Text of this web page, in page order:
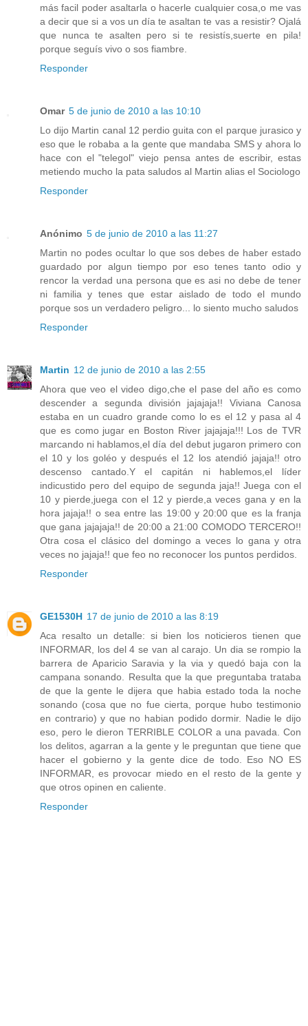
más facil poder asaltarla o hacerle cualquier cosa,o me vas
a decir que si a vos un día te asaltan te vas a resistir? Ojalá
que nunca te asalten pero si te resistís,suerte en pila!
porque seguís vivo o sos fiambre.
Responder
Omar 5 de junio de 2010 a las 10:10
Lo dijo Martin canal 12 perdio guita con el parque jurasico y
eso que le robaba a la gente que mandaba SMS y ahora lo
hace con el "telegol" viejo pensa antes de escribir, estas
metiendo mucho la pata saludos al Martin alias el Sociologo
Responder
Anónimo 5 de junio de 2010 a las 11:27
Martin no podes ocultar lo que sos debes de haber estado
guardado por algun tiempo por eso tenes tanto odio y
rencor la verdad una persona que es asi no debe de tener
ni familia y tenes que estar aislado de todo el mundo
porque sos un verdadero peligro... lo siento mucho saludos
Responder
Martin 12 de junio de 2010 a las 2:55
Ahora que veo el video digo,che el pase del año es como
descender a segunda división jajajaja!! Viviana Canosa
estaba en un cuadro grande como lo es el 12 y pasa al 4
que es como jugar en Boston River jajajaja!!! Los de TVR
marcando ni hablamos,el día del debut jugaron primero con
el 10 y los goléo y después el 12 los atendió jajaja!! otro
descenso cantado.Y el capitán ni hablemos,el líder
indicustido pero del equipo de segunda jaja!! Juega con el
10 y pierde,juega con el 12 y pierde,a veces gana y en la
hora jajaja!! o sea entre las 19:00 y 20:00 que es la franja
que gana jajajaja!! de 20:00 a 21:00 COMODO TERCERO!!
Otra cosa el clásico del domingo a veces lo gana y otra
veces no jajaja!! que feo no reconocer los puntos perdidos.
Responder
GE1530H 17 de junio de 2010 a las 8:19
Aca resalto un detalle: si bien los noticieros tienen que
INFORMAR, los del 4 se van al carajo. Un dia se rompio la
barrera de Aparicio Saravia y la via y quedó baja con la
campana sonando. Resulta que la que preguntaba trataba
de que la gente le dijera que habia estado toda la noche
sonando (cosa que no fue cierta, porque hubo testimonio
en contrario) y que no habian podido dormir. Nadie le dijo
eso, pero le dieron TERRIBLE COLOR a una pavada. Con
los delitos, agarran a la gente y le preguntan que tiene que
hacer el gobierno y la gente dice de todo. Eso NO ES
INFORMAR, es provocar miedo en el resto de la gente y
que otros opinen en caliente.
Responder